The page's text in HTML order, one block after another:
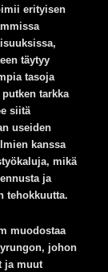
erityisen
täytyy
tasoja
tarkka
siitä
useiden
kanssa
mikä
ja
tehokkuutta.
muodostaa
johon
ja muut